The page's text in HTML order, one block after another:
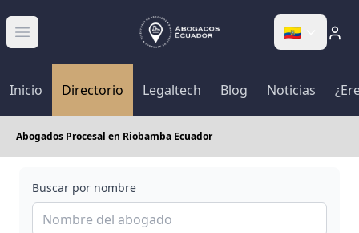
Abrir menú 🇪🇨
Inicio Directorio Legaltech Blog Noticias
Abogados Procesal en Riobamba Ecuador
Buscar por nombre